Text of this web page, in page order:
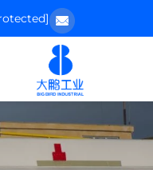
[email protected]